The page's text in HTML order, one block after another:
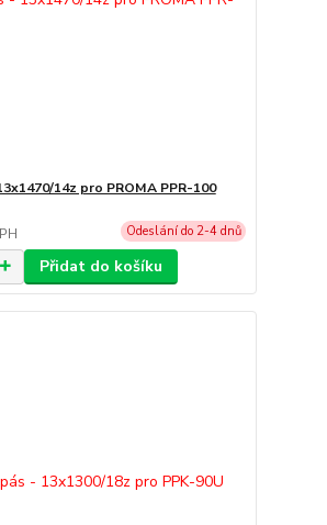
14z pro PROMA PPR-100
Odeslání do 2-4 dnů
Přidat do košíku